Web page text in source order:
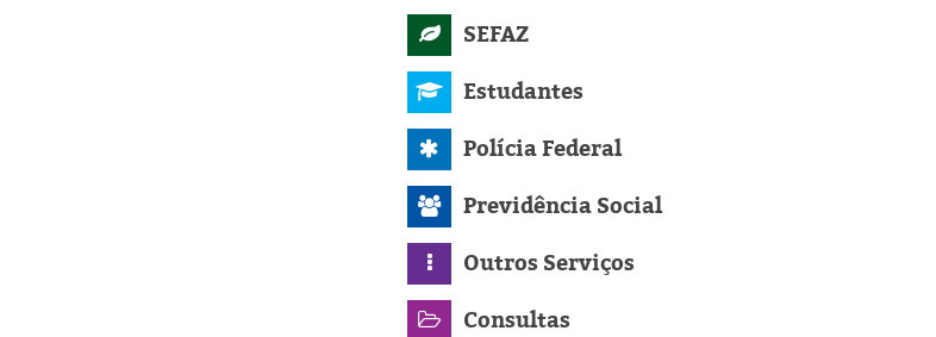
SEFAZ
Estudantes
Polícia Federal
Previdência Social
Outros Serviços
Consultas